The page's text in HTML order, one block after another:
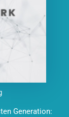
Generation: